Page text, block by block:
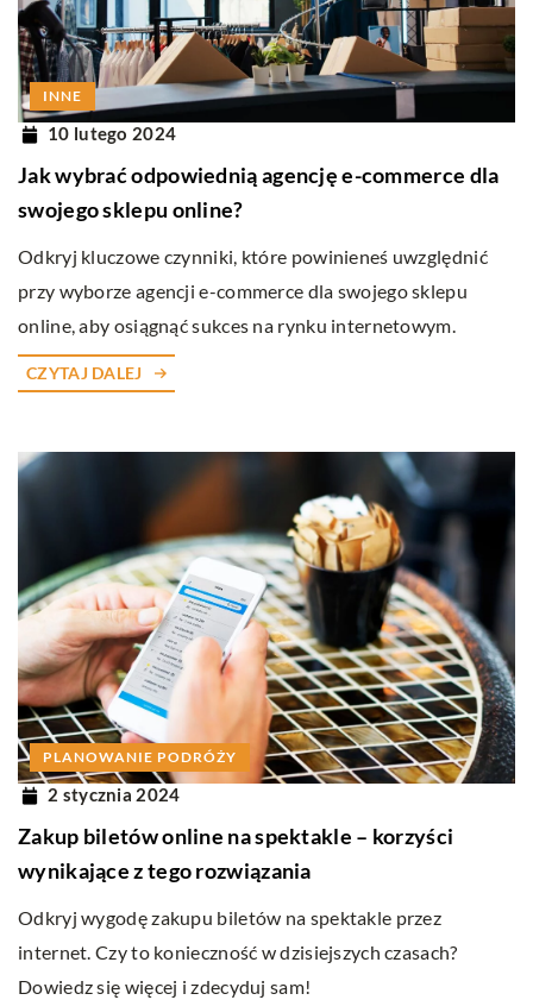
INNE
10 lutego 2024
Jak wybrać odpowiednią agencję e-commerce dla
swojego sklepu online?
Odkryj kluczowe czynniki, które powinieneś uwzględnić
przy wyborze agencji e-commerce dla swojego sklepu
online, aby osiągnąć sukces na rynku internetowym.
CZYTAJ DALEJ
PLANOWANIE PODRÓŻY
2 stycznia 2024
Zakup biletów online na spektakle – korzyści
wynikające z tego rozwiązania
Odkryj wygodę zakupu biletów na spektakle przez
internet. Czy to konieczność w dzisiejszych czasach?
Dowiedz się więcej i zdecyduj sam!